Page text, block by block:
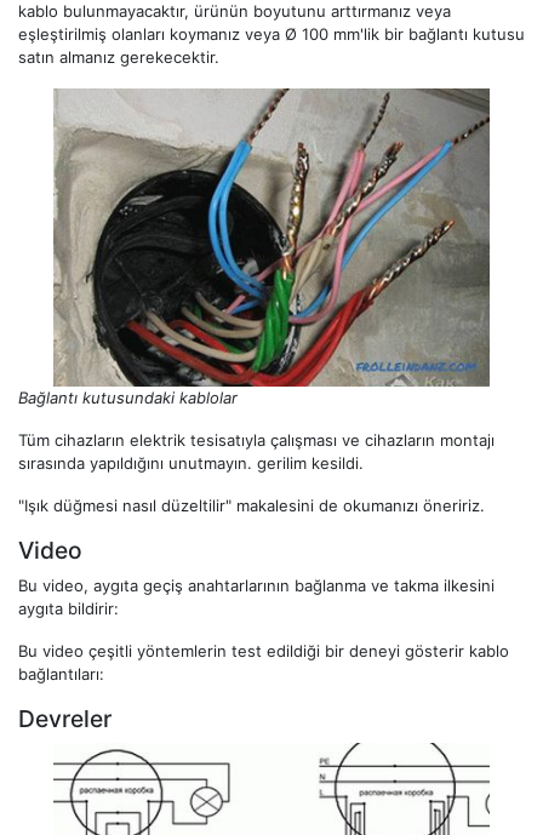
kablo bulunmayacaktır, ürünün boyutunu arttırmanız veya
eşleştirilmiş olanları koymanız veya Ø 100 mm'lik bir bağlantı kutusu
satın almanız gerekecektir.
Bağlantı kutusundaki kablolar
Tüm cihazların elektrik tesisatıyla çalışması ve cihazların montajı
sırasında yapıldığını unutmayın. gerilim kesildi.
"Işık düğmesi nasıl düzeltilir" makalesini de okumanızı öneririz.
Video
Bu video, aygıta geçiş anahtarlarının bağlanma ve takma ilkesini
aygıta bildirir:
Bu video çeşitli yöntemlerin test edildiği bir deneyi gösterir kablo
bağlantıları:
Devreler